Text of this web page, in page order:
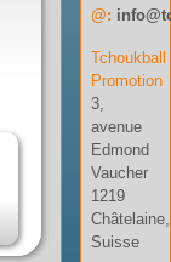
@:
Tchoukball
Promotion
3,
avenue
Edmond
Vaucher
1219
Châtelaine,
Suisse